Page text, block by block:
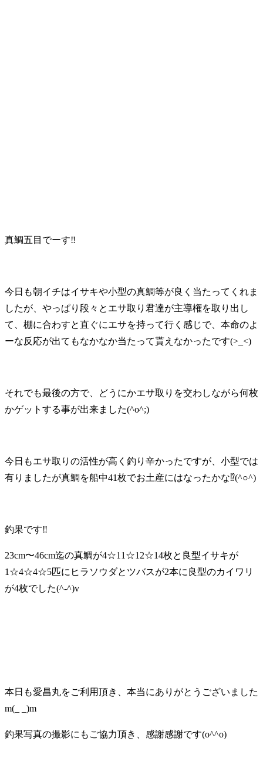
真鯛五目でーす‼️
今日も朝イチはイサキや小型の真鯛等が良く当たってくれま
したが、やっぱり段々とエサ取り君達が主導権を取り出し
て、棚に合わすと直ぐにエサを持って行く感じで、本命のよ
ーな反応が出てもなかなか当たって貰えなかったです(>_<)
それでも最後の方で、どうにかエサ取りを交わしながら何枚
かゲットする事が出来ました(^o^;)
今日もエサ取りの活性が高く釣り辛かったですが、小型では
有りましたが真鯛を船中41枚でお土産にはなったかな⁉️(^○^)
釣果です‼️
23cm〜46cm迄の真鯛が4☆11☆12☆14枚と良型イサキが
1☆4☆4☆5匹にヒラソウダとツバスが2本に良型のカイワリ
が4枚でした(^-^)v
本日も愛昌丸をご利用頂き、本当にありがとうございました
m(_ _)m
釣果写真の撮影にもご協力頂き、感謝感謝です(o^^o)